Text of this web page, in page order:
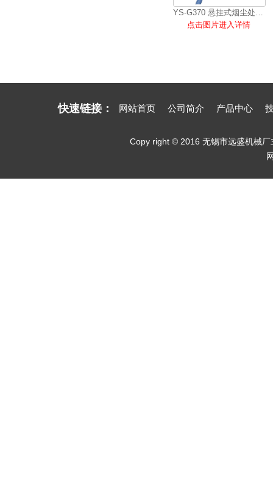
YS-G370 悬挂式烟尘处理机
点击图片进入详情
快速链接： 网站首页 公司简介 产品中心
Copy right © 2016 无锡市远盛机械